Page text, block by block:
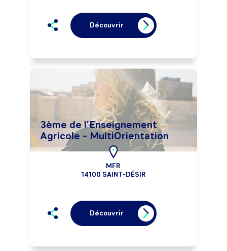
Découvrir
3ème de l'Enseignement
Agricole - MultiOrientation
MFR
14100 SAINT-DÉSIR
Découvrir